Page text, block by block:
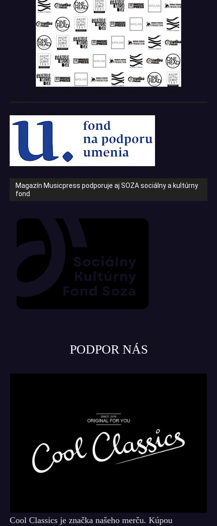
Magazín Musicpress podporuje aj SOZA sociálny a kultúrny
fond
PODPOR NÁS
Cool Classics je značka našeho merču. Kúpou